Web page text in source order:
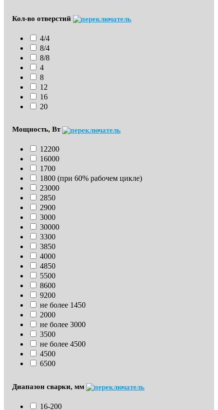
Кол-во отверстий
4/4
8/4
8/8
4
8
12
16
20
Мощность, Вт
12200
16000
1700
1800 (при 60% рабочем цикле)
23000
2850
2900
3000
30000
3300
3850
4000
4850
5500
8600
9200
не более 1450
2000
не более 3000
3500
не более 4500
4500
6500
Диапазон сварки, мм
16-200